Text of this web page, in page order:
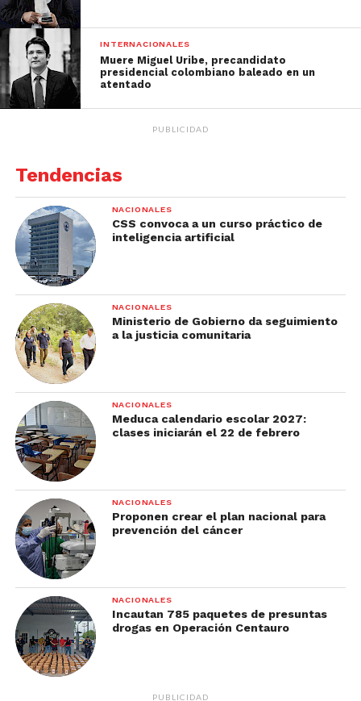
INTERNACIONALES
Muere Miguel Uribe, precandidato
presidencial colombiano baleado en un
atentado
PUBLICIDAD
Tendencias
NACIONALES
CSS convoca a un curso práctico de
inteligencia artificial
NACIONALES
Ministerio de Gobierno da seguimiento
a la justicia comunitaria
NACIONALES
Meduca calendario escolar 2027:
clases iniciarán el 22 de febrero
NACIONALES
Proponen crear el plan nacional para
prevención del cáncer
NACIONALES
Incautan 785 paquetes de presuntas
drogas en Operación Centauro
PUBLICIDAD